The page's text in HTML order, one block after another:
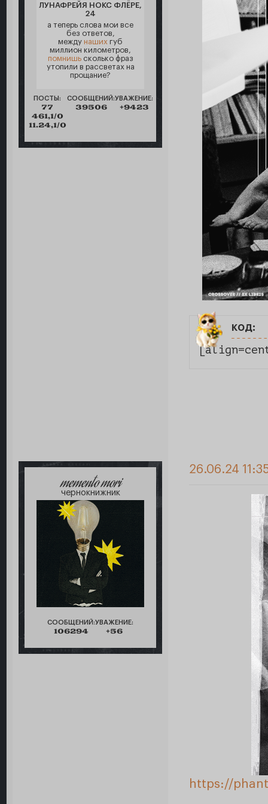
ЛУНАФРЕЙЯ НОКС ФЛЁРЕ,
24
а теперь слова мои все
без ответов,
между наших губ
миллион километров,
помнишьсколько фраз
утопили в рассветах на
прощание?
ПОСТЫ:
77
461,1/0
11.24,1/0
СООБЩЕНИЙ:
39506
УВАЖЕНИЕ:
+9423
код:
memento mori
чернокнижник
СООБЩЕНИЙ:
106294
УВАЖЕНИЕ:
+56
26.06.24
https://